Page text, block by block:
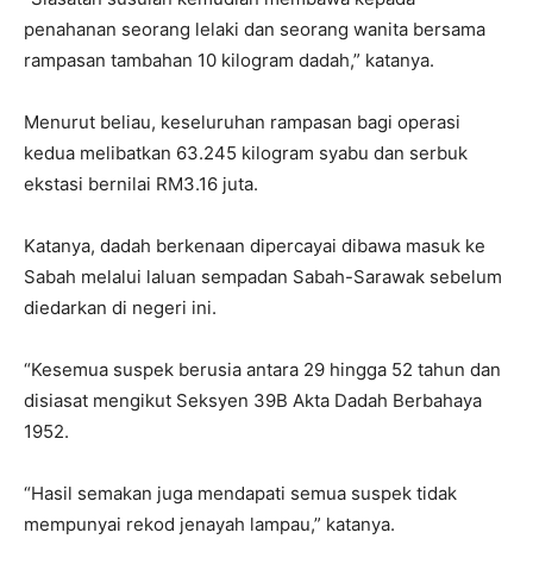
penahanan seorang lelaki dan seorang wanita bersama
rampasan tambahan 10 kilogram dadah,” katanya.
Menurut beliau, keseluruhan rampasan bagi operasi
kedua melibatkan 63.245 kilogram syabu dan serbuk
ekstasi bernilai RM3.16 juta.
Katanya, dadah berkenaan dipercayai dibawa masuk ke
Sabah melalui laluan sempadan Sabah-Sarawak sebelum
diedarkan di negeri ini.
“Kesemua suspek berusia antara 29 hingga 52 tahun dan
disiasat mengikut Seksyen 39B Akta Dadah Berbahaya
1952.
“Hasil semakan juga mendapati semua suspek tidak
mempunyai rekod jenayah lampau,” katanya.